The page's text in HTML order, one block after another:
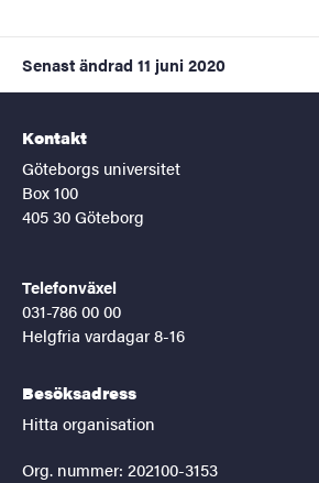
Senast ändrad 11 juni 2020
Kontakt
Göteborgs universitet
Box 100
405 30 Göteborg
Telefonväxel
031-786 00 00
Helgfria vardagar 8-16
Besöksadress
Hitta organisation
Org. nummer: 202100-3153